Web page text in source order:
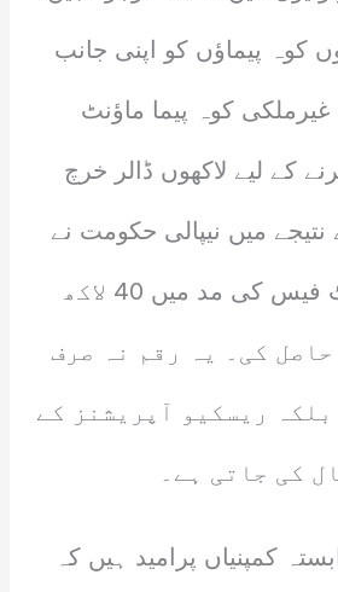
کوہ پیماؤں کو اپنی جانب
کوہ پیما ماؤنٹ
کے لیے لاکھوں ڈالر خرچ
میں نیپالی حکومت نے
گزشتہ سال پرمٹ فیس کی مد میں 40 لاکھ
کی۔ یہ رقم نہ صرف
ریسکیو آپریشنز کے
کی جاتی ہے۔
کمپنیاں پرامید ہیں کہ